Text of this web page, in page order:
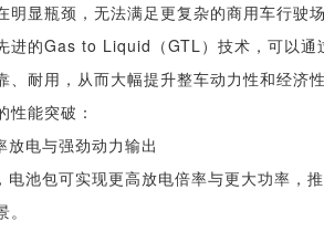
明显瓶颈，无法满足更复杂的商用车行驶
进的Gas to Liquid（GTL）技术，可以
、耐用，从而大幅提升整车动力性和经济
性能突破：
放电与强劲动力输出
电池包可实现更高放电倍率与更大功率，